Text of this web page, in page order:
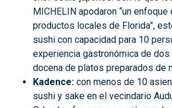
MICHELIN apodaron “un
productos locales de Florida”,
sushi con capacidad para 10
experiencia gastronómica de dos
docena de platos preparados de
Kadence: con menos de 10
sushi y sake en el vecindario